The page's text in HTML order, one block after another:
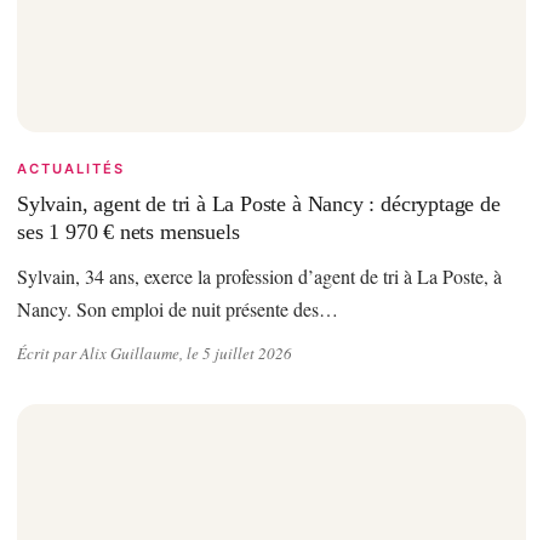
ACTUALITÉS
Sylvain, agent de tri à La Poste à Nancy : décryptage de
ses 1 970 € nets mensuels
Sylvain, 34 ans, exerce la profession d’agent de tri à La Poste, à
Nancy. Son emploi de nuit présente des…
Écrit par Alix Guillaume, le 5 juillet 2026